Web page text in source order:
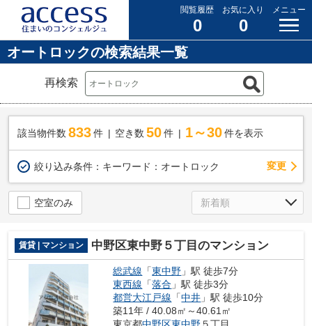
閲覧履歴
0
お気に入り
0
メニュー
オートロックの検索結果一覧
再検索
該当物件数 833件 空き数 50 件 1～30 件を表示
絞り込み条件： キーワード：オートロック 変更
空室のみ
賃貸 | マンション 中野区東中野５丁目のマンション
総武線 「東中野 」駅 徒歩7分
東西線 「落合 」駅 徒歩3分
都営大江戸線 「中井 」駅 徒歩10分
築11年 / 40.08㎡～40.61㎡
東京都中野区東中野５丁目